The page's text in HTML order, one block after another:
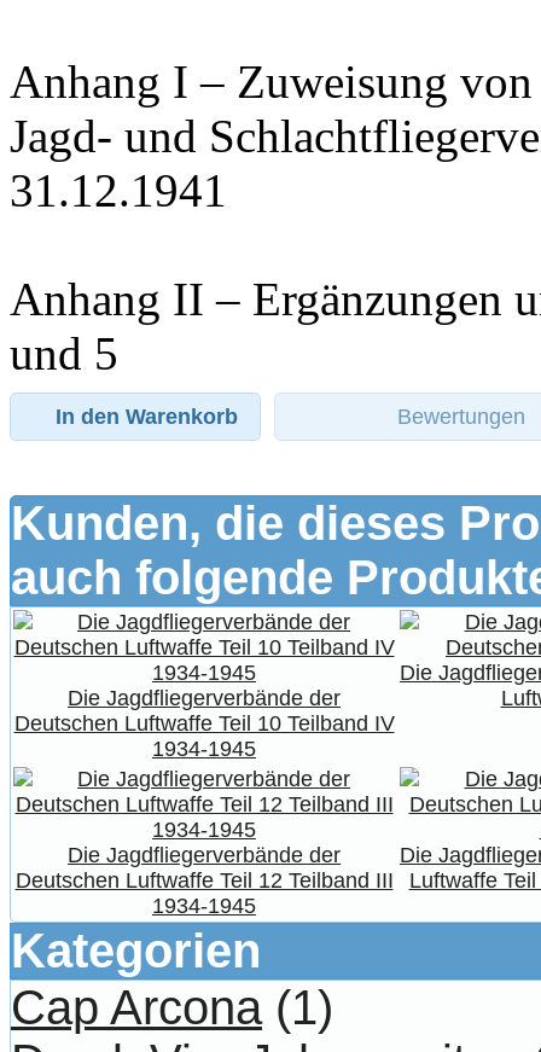
Anhang I – Zuweisung
Jagd- und
31.12.1941
Anhang II – Ergänzungen
und 5
In den Warenkorb Bewertungen
Kunden, die dieses
auch folgende
Die Jagdfliegerverbände der
Deutschen Luftwaffe Teil 10 Teilband IV
1934-1945
Die
Die Jagdfliegerverbände der
Deutschen Luftwaffe Teil 12 Teilband III
1934-1945
Die
Luftwaffe
Kategorien
Cap Arcona(1)